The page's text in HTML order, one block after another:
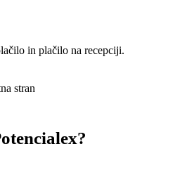
in plačilo na recepciji.
stran